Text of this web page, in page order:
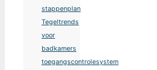
stappenplan
Tegeltrends
voor
badkamers
toegangscontrolesystem